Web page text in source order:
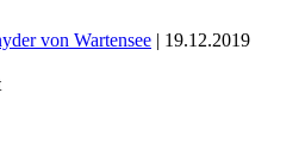
von Wartensee | 19.12.2019